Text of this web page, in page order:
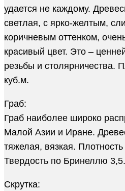
удается не каждому.
светлая, с ярко-желтым,
коричневым оттенком,
красивый цвет. Это –
резьбы и столярничества.
куб.м.
Граб:
Граб наиболее широко
Малой Азии и Иране.
тяжелая, вязкая. Плотность
Твердость по Бринеллю 3,5.
Скрутка: